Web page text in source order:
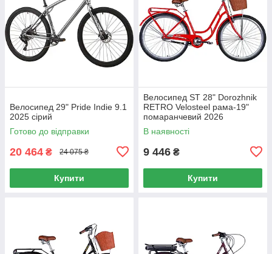
Велосипед 29" Pride Indie 9.1
2025 сірий
Готово до відправки
20 464 ₴ 24 075 ₴
Купити
Велосипед ST 28" Dorozhnik
RETRO Velosteel рама-19"
помаранчевий 2026
В наявності
9 446 ₴
Купити